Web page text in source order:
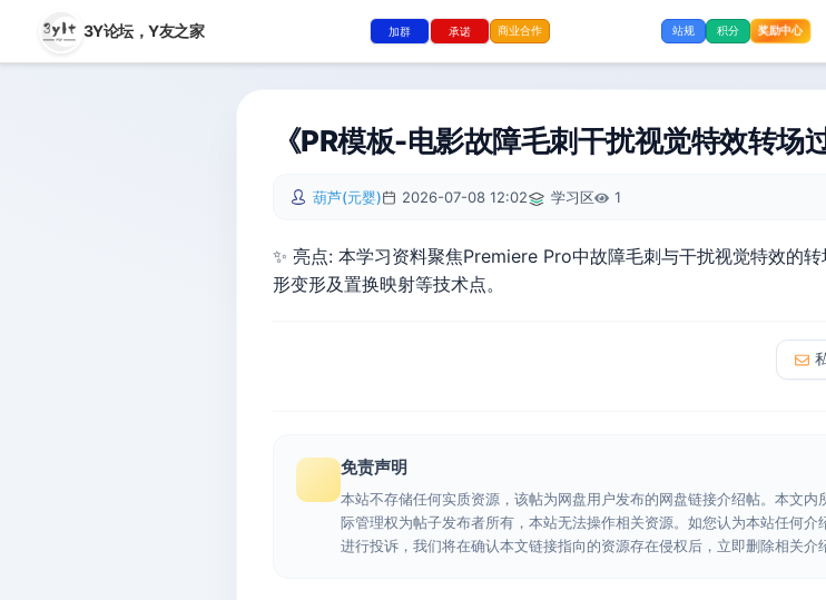
3Y论坛，Y友之家 加群 承诺 商业合作 站规 积分 奖励中心
《PR模板-电影故障毛刺干扰视觉特效转场
葫芦(元婴) 2026-07-08 12:02 学习区 1
✨ 亮点: 本学习资料聚焦Premiere Pro中故障毛刺与干扰视觉特效的
形变形及置换映射等技术点。
免责声明
本站不存储任何实质资源，该帖为网盘用户发布的网盘链接介绍帖。本文
际管理权为帖子发布者所有，本站无法操作相关资源。如您认为本站任何
进行投诉，我们将在确认本文链接指向的资源存在侵权后，立即删除相关介